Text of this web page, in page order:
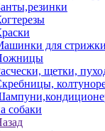
для
щетки,
собаки